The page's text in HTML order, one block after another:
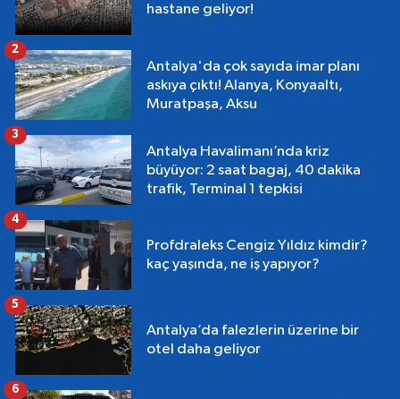
hastane geliyor!
Antalya'da çok sayıda imar planı
askıya çıktı! Alanya, Konyaaltı,
Muratpaşa, Aksu
2
Antalya Havalimanı’nda kriz
büyüyor: 2 saat bagaj, 40 dakika
trafik, Terminal 1 tepkisi
3
Profdraleks Cengiz Yıldız kimdir?
kaç yaşında, ne iş yapıyor?
4
Antalya’da falezlerin üzerine bir
otel daha geliyor
5
6